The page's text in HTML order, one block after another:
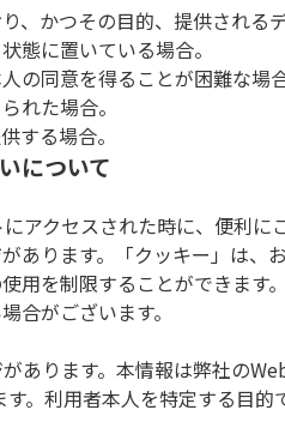
かつその目的、提供される
態に置いている場合。
の同意を得ることが困難な場合
れた場合。
する場合。
について
アクセスされた時に、便利に
あります。「クッキー」は、
用を制限することができます
合がございます。
あります。本情報は弊社の
。利用者本人を特定する目的